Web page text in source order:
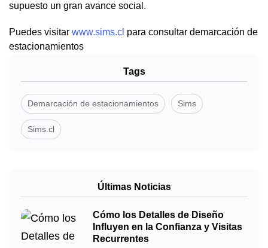
supuesto un gran avance social.
Puedes visitar www.sims.cl para consultar demarcación de
estacionamientos
Tags
Demarcación de estacionamientos Sims
Sims.cl
Últimas Noticias
Cómo los Detalles de Diseño
Influyen en la Confianza y Visitas
Recurrentes